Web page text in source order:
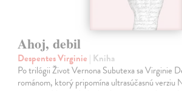
Ahoj, debil
Despentes Virginie | Kniha
Po trilógii Život Vernona Subutexa sa Virginie
románom, ktorý pripomína ultrasúčasnú verziu